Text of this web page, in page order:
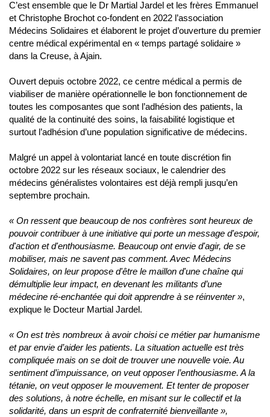
C’est ensemble que le Dr Martial Jardel et les frères Emmanuel
et Christophe Brochot co-fondent en 2022 l’association
Médecins Solidaires et élaborent le projet d’ouverture du premier
centre médical expérimental en « temps partagé solidaire »
dans la Creuse, à Ajain.
Ouvert depuis octobre 2022, ce centre médical a permis de
viabiliser de manière opérationnelle le bon fonctionnement de
toutes les composantes que sont l’adhésion des patients, la
qualité de la continuité des soins, la faisabilité logistique et
surtout l’adhésion d’une population significative de médecins.
Malgré un appel à volontariat lancé en toute discrétion fin
octobre 2022 sur les réseaux sociaux, le calendrier des
médecins généralistes volontaires est déjà rempli jusqu’en
septembre prochain.
« On ressent que beaucoup de nos confrères sont heureux de
pouvoir contribuer à une initiative qui porte un message d'espoir,
d'action et d'enthousiasme. Beaucoup ont envie d'agir, de se
mobiliser, mais ne savent pas comment. Avec Médecins
Solidaires, on leur propose d'être le maillon d'une chaîne qui
démultiplie leur impact, en devenant les militants d’une
médecine ré-enchantée qui doit apprendre à se réinventer »,
explique le Docteur Martial Jardel.
« On est très nombreux à avoir choisi ce métier par humanisme
et par envie d’aider les patients. La situation actuelle est très
compliquée mais on se doit de trouver une nouvelle voie. Au
sentiment d’impuissance, on veut opposer l’enthousiasme. A la
tétanie, on veut opposer le mouvement. Et tenter de proposer
des solutions, à notre échelle, en misant sur le collectif et la
solidarité, dans un esprit de confraternité bienveillante »,